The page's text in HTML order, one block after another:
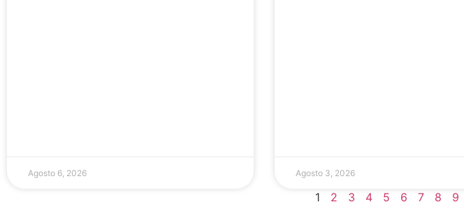
Agosto 6, 2026 Agosto 3, 2026
1 2 3 4 5 6 7 8 9